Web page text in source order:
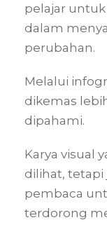
pelajar
dalam
perubahan.
Melalui
dikemas
dipahami.
Karya visual
dilihat,
pembaca
terdorong